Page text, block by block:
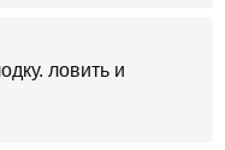
ловить и